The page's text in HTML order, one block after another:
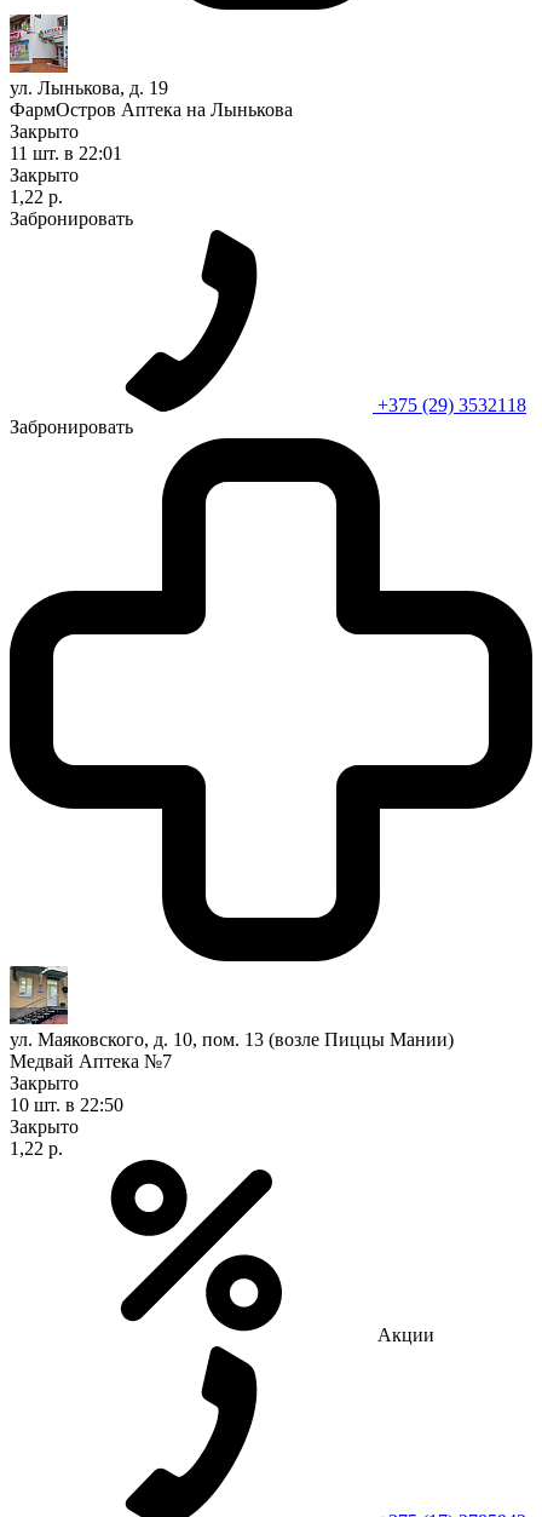
ул. Лынькова, д. 19
ФармОстров Аптека на Лынькова
Закрыто
11 шт. в 22:01
Закрыто
1,22 р.
Забронировать
+375 (29) 3532118
Забронировать
ул. Маяковского, д. 10, пом. 13 (возле Пиццы Мании)
Медвай Аптека №7
Закрыто
10 шт. в 22:50
Закрыто
1,22 р.
Акции